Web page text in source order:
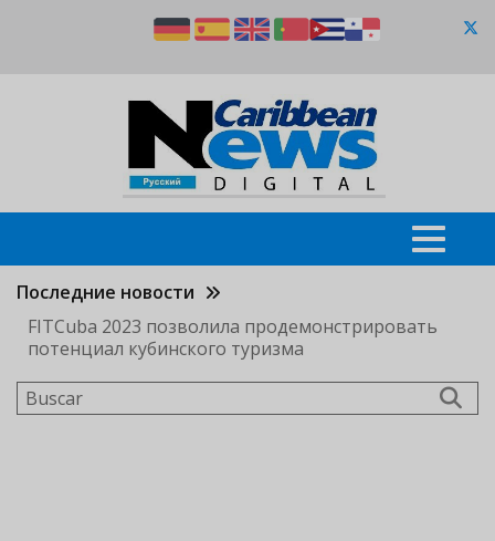
Последние новости
FITCuba 2023 позволила продемонстрировать
потенциал кубинского туризма
Buscar